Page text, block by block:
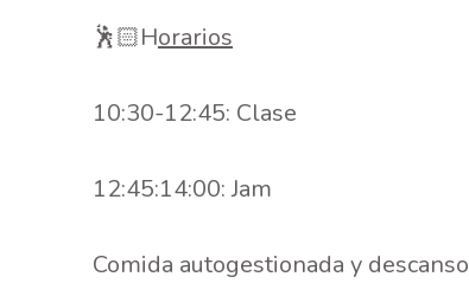
🕺🏻Horarios
10:30-12:45: Clase
12:45:14:00: Jam
Comida autogestionada y descanso